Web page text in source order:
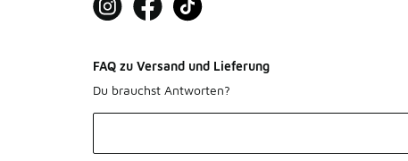
FAQ zu Versand und Lieferung
Du brauchst Antworten?